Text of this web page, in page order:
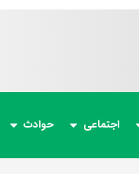
اجتماعی حوادث